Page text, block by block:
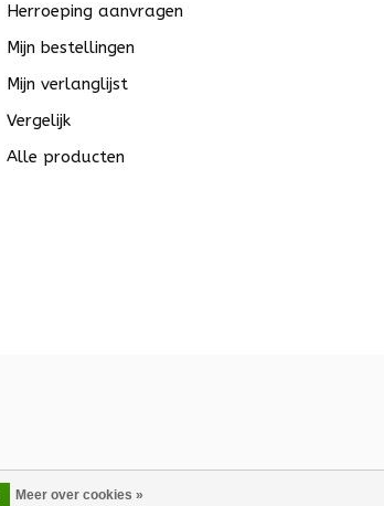
Meer over cookies »
Herroeping aanvragen
Mijn bestellingen
Mijn verlanglijst
Vergelijk
Alle producten